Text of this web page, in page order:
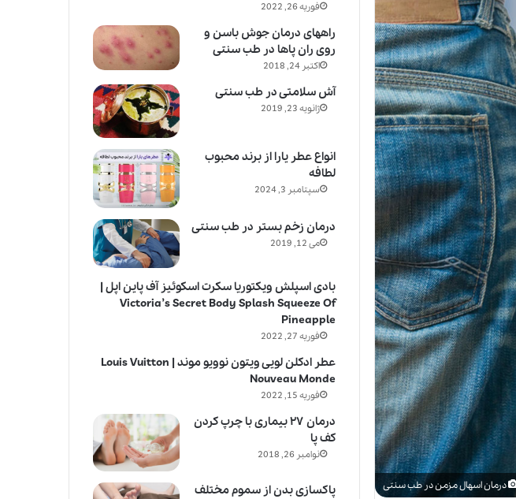
درمان اسهال مزمن در طب سنتی
فوریه 26, 2022
راههای درمان جوش باسن و
روی ران پاها در طب سنتی
اکتبر 24, 2018
آش سلامتی در طب سنتی
ژانویه 23, 2019
انواع عطر یارا از برند محبوب
لطافه
سپتامبر 3, 2024
درمان زخم بستر در طب سنتی
می 12, 2019
بادی اسپلش ویکتوریا سکرت اسکوئیز آف پاین اپل |
Victoria’s Secret Body Splash Squeeze Of
Pineapple
فوریه 27, 2022
عطر ادکلن لویی ویتون نوویو موند | Louis Vuitton
Nouveau Monde
فوریه 15, 2022
درمان ۲۷ بیماری با چرپ کردن
کف پا
نوامبر 26, 2018
پاکسازی بدن از سموم مختلف